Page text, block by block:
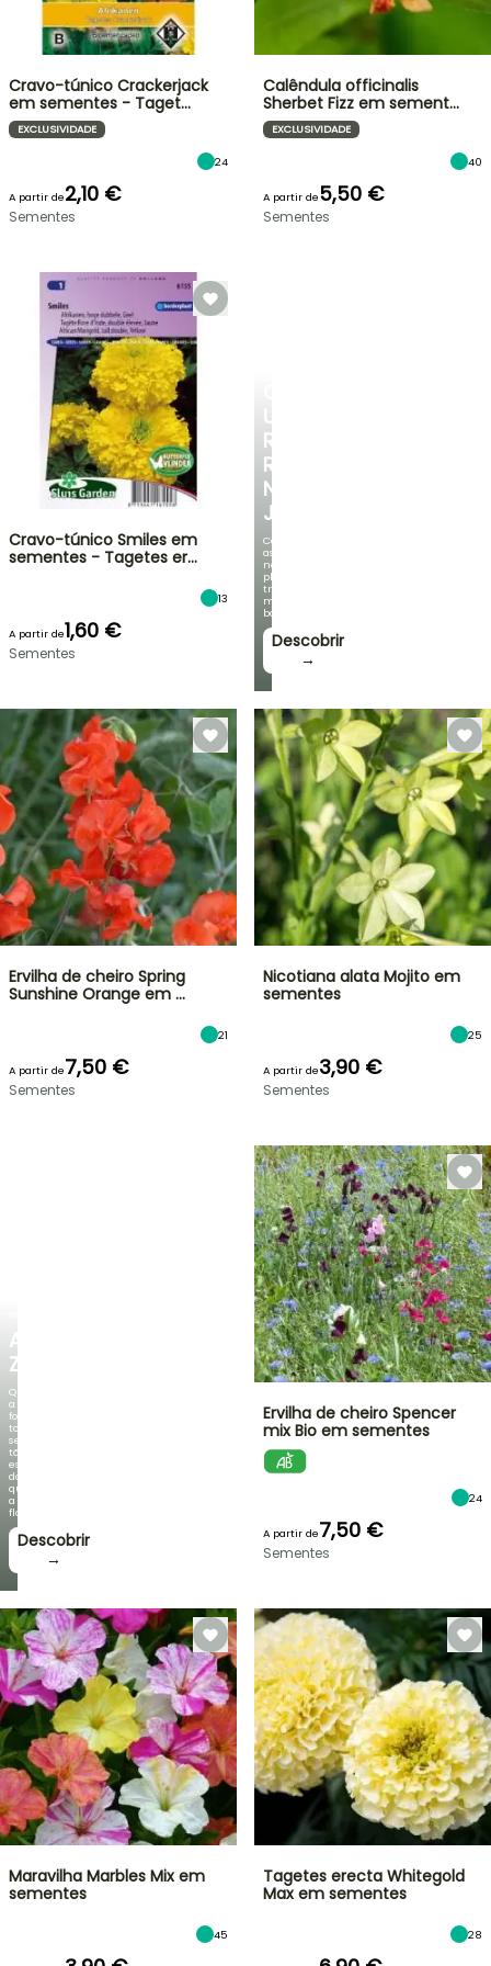
UM
RECANTO
REFRESCANTE
NO
JARDIM
Com
as
nossas
plantas
trepadeiras
mais
bonitas!
Descobrir
→
AGAPANTHUS
ZAMBEZI
Quando
a
folhagem
torna-
se
tão
espetacular
do
que
a
floração!
Descobrir
→
Cravo-túnico Crackerjack
em sementes - Taget…
EXCLUSIVIDADE
24
A partir de2,10 €
Sementes
Calêndula officinalis
Sherbet Fizz em sement…
EXCLUSIVIDADE
40
A partir de5,50 €
Sementes
Cravo-túnico Smiles em
sementes - Tagetes er…
13
A partir de1,60 €
Sementes
Ervilha de cheiro Spring
Sunshine Orange em …
21
A partir de7,50 €
Sementes
Nicotiana alata Mojito em
sementes
25
A partir de3,90 €
Sementes
Ervilha de cheiro Spencer
mix Bio em sementes
24
A partir de7,50 €
Sementes
Maravilha Marbles Mix em
sementes
45
Tagetes erecta Whitegold
Max em sementes
28